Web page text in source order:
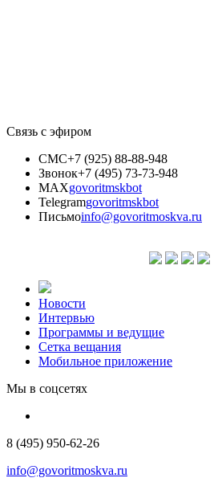
Связь с эфиром
СМС+7 (925) 88-88-948
Звонок+7 (495) 73-73-948
MAXgovoritmskbot
Telegramgovoritmskbot
Письмоinfo@govoritmoskva.ru
Новости
Интервью
Программы и ведущие
Сетка вещания
Мобильное приложение
Мы в соцсетях
8 (495) 950-62-26
info@govoritmoskva.ru